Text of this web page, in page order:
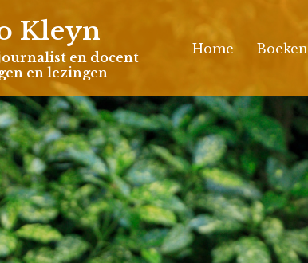
Kleyn
en docent
en lezingen
Home Boeken